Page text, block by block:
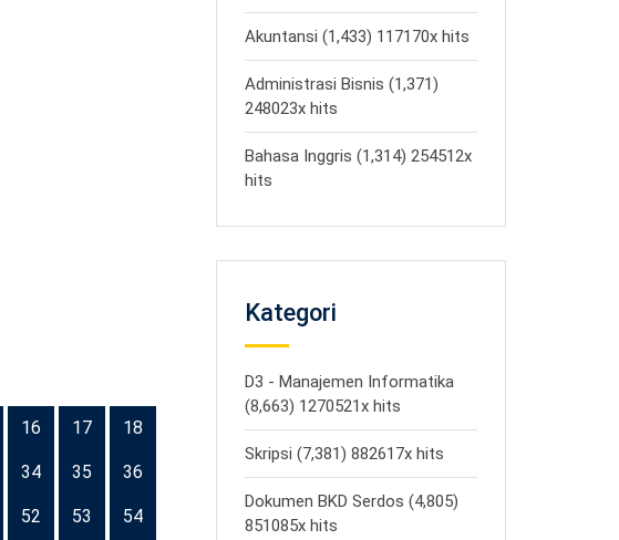
16 17 18
34 35 36
52 53 54
Akuntansi (1,433) 117170x hits
Administrasi Bisnis (1,371)
248023x hits
Bahasa Inggris (1,314) 254512x
hits
Kategori
D3 - Manajemen Informatika
(8,663) 1270521x hits
Skripsi (7,381) 882617x hits
Dokumen BKD Serdos (4,805)
851085x hits